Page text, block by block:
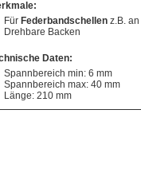
Für Federbandschellen z.B. an
Drehbare Backen
Daten:
Spannbereich min: 6 mm
Spannbereich max: 40 mm
Länge: 210 mm